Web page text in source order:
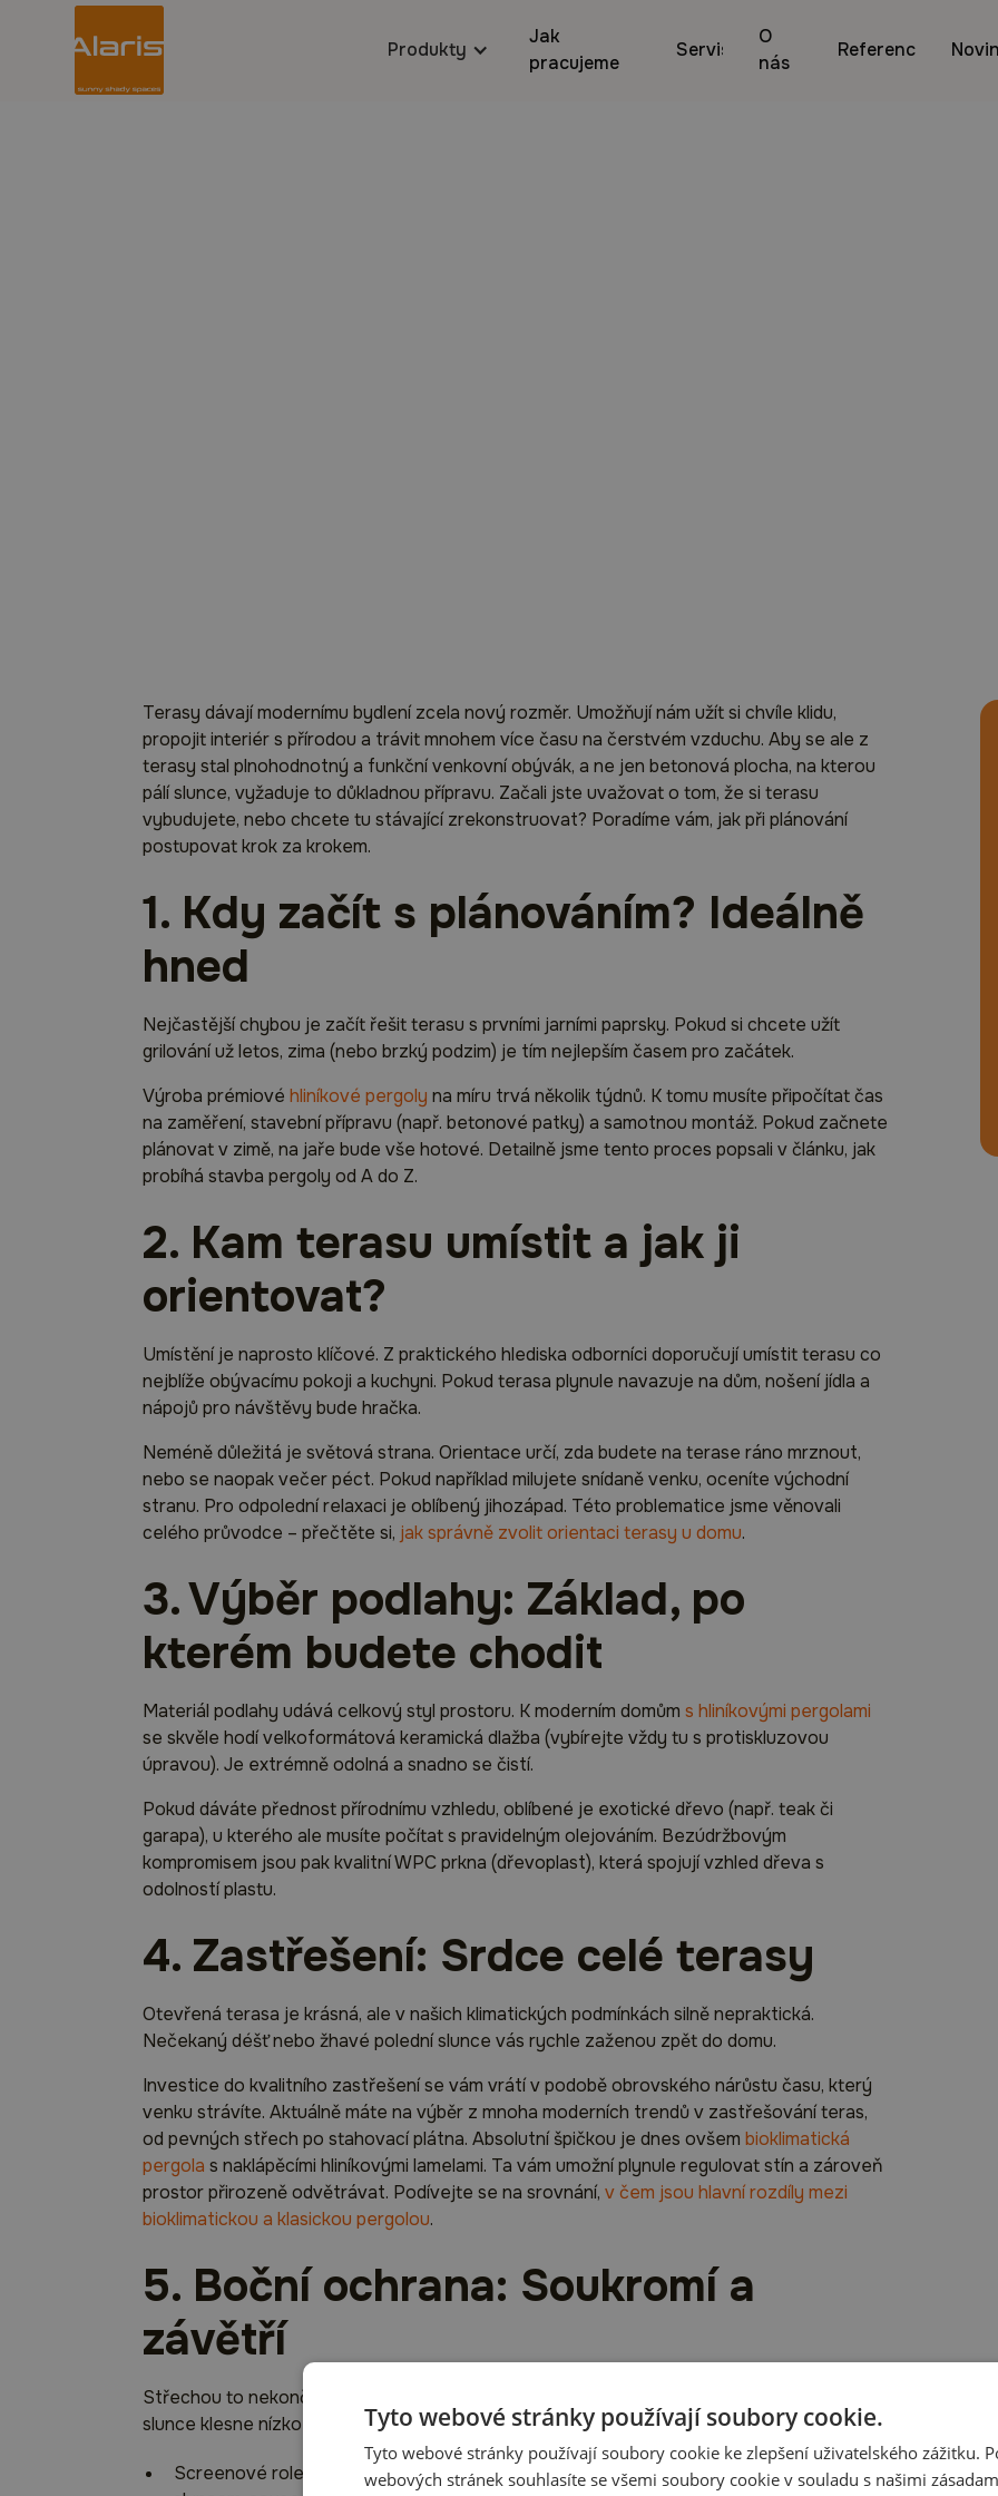
Produkty
Jak
pracujeme
Servis
O
nás
Reference
Terasy dávají modernímu bydlení zcela nový rozměr. Umožňují nám užít si chvíle klidu,
propojit interiér s přírodou a trávit mnohem více času na čerstvém vzduchu. Aby se ale z
terasy stal plnohodnotný a funkční venkovní obývák, a ne jen betonová plocha, na kterou
pálí slunce, vyžaduje to důkladnou přípravu. Začali jste uvažovat o tom, že si terasu
vybudujete, nebo chcete tu stávající zrekonstruovat? Poradíme vám, jak při plánování
postupovat krok za krokem.
1. Kdy začít s plánováním? Ideálně
hned
Nejčastější chybou je začít řešit terasu s prvními jarními paprsky. Pokud si chcete užít
grilování už letos, zima (nebo brzký podzim) je tím nejlepším časem pro začátek.
Výroba prémiové hliníkové pergoly na míru trvá několik týdnů. K tomu musíte připočítat čas
na zaměření, stavební přípravu (např. betonové patky) a samotnou montáž. Pokud začnete
plánovat v zimě, na jaře bude vše hotové. Detailně jsme tento proces popsali v článku, jak
probíhá stavba pergoly od A do Z.
2. Kam terasu umístit a jak ji
orientovat?
Umístění je naprosto klíčové. Z praktického hlediska odborníci doporučují umístit terasu co
nejblíže obývacímu pokoji a kuchyni. Pokud terasa plynule navazuje na dům, nošení jídla a
nápojů pro návštěvy bude hračka.
Neméně důležitá je světová strana. Orientace určí, zda budete na terase ráno mrznout,
nebo se naopak večer péct. Pokud například milujete snídaně venku, oceníte východní
stranu. Pro odpolední relaxaci je oblíbený jihozápad. Této problematice jsme věnovali
celého průvodce – přečtěte si, jak správně zvolit orientaci terasy u domu.
3. Výběr podlahy: Základ, po
kterém budete chodit
Materiál podlahy udává celkový styl prostoru. K moderním domům s hliníkovými pergolami
se skvěle hodí velkoformátová keramická dlažba (vybírejte vždy tu s protiskluzovou
úpravou). Je extrémně odolná a snadno se čistí.
Pokud dáváte přednost přírodnímu vzhledu, oblíbené je exotické dřevo (např. teak či
garapa), u kterého ale musíte počítat s pravidelným olejováním. Bezúdržbovým
kompromisem jsou pak kvalitní WPC prkna (dřevoplast), která spojují vzhled dřeva s
odolností plastu.
4. Zastřešení: Srdce celé terasy
Otevřená terasa je krásná, ale v našich klimatických podmínkách silně nepraktická.
Nečekaný déšť nebo žhavé polední slunce vás rychle zaženou zpět do domu.
Investice do kvalitního zastřešení se vám vrátí v podobě obrovského nárůstu času, který
venku strávíte. Aktuálně máte na výběr z mnoha moderních trendů v zastřešování teras,
od pevných střech po stahovací plátna. Absolutní špičkou je dnes ovšem bioklimatická
pergola s naklápěcími hliníkovými lamelami. Ta vám umožní plynule regulovat stín a zároveň
prostor přirozeně odvětrávat. Podívejte se na srovnání, v čem jsou hlavní rozdíly mezi
bioklimatickou a klasickou pergolou.
5. Boční ochrana: Soukromí a
závětří
Střechou to nekončí. Při plánování myslete na to, co se stane, když se opře vítr nebo když
slunce klesne nízko k horizontu. Zde se nabízí dvě elegantní řešení:
Screenové rolety: Látkové stínění, které funguje jako neviditelný štít. Ochrání vás před
Tyto webové stránky používají soubory cookie.
Tyto webové stránky používají soubory cookie ke zlepšení uživatelského zážitku.
webových stránek souhlasíte se všemi soubory cookie v souladu s našimi